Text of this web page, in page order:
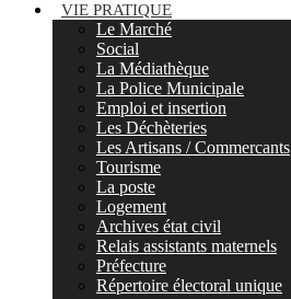
VIE PRATIQUE
Le Marché
Social
La Médiathèque
La Police Municipale
Emploi et insertion
Les Déchèteries
Les Artisans / Commercants
Tourisme
La poste
Logement
Archives état civil
Relais assistants maternels
Préfecture
Répertoire électoral unique